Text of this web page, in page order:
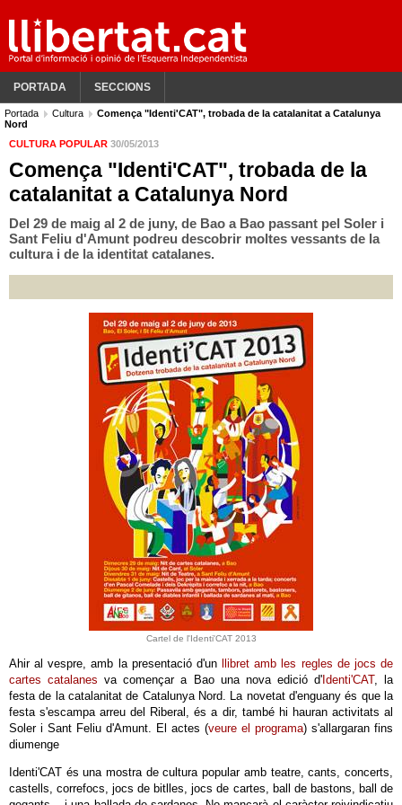
PORTADA SECCIONS
Portada Cultura
Comença "Identi'CAT", trobada de la catalanitat a Catalunya
Nord
CULTURA POPULAR 30/05/2013
Comença "Identi'CAT", trobada de la
catalanitat a Catalunya Nord
Del 29 de maig al 2 de juny, de Bao a Bao passant pel Soler i
Sant Feliu d'Amunt podreu descobrir moltes vessants de la
cultura i de la identitat catalanes.
Cartel de l'Identi'CAT 2013
Ahir al vespre, amb la presentació d'un
llibret amb les regles de jocs de
cartes catalanes va començar a Bao una nova edició d'Identi'CAT, la
festa de la catalanitat de Catalunya Nord. La novetat d'enguany és que la
festa s'escampa arreu del Riberal, és a dir, també hi hauran activitats al
Soler i Sant Feliu d'Amunt. El actes (veure el programa) s'allargaran fins
diumenge
Identi'CAT és una mostra de cultura popular amb teatre, cants, concerts,
castells, correfocs, jocs de bitlles, jocs de cartes, ball de bastons, ball de